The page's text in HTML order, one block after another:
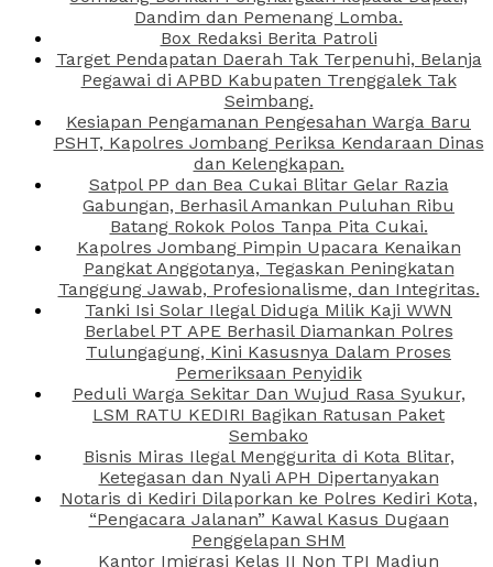
Dandim dan Pemenang Lomba.
Box Redaksi Berita Patroli
Target Pendapatan Daerah Tak Terpenuhi, Belanja
Pegawai di APBD Kabupaten Trenggalek Tak
Seimbang.
Kesiapan Pengamanan Pengesahan Warga Baru
PSHT, Kapolres Jombang Periksa Kendaraan Dinas
dan Kelengkapan.
Satpol PP dan Bea Cukai Blitar Gelar Razia
Gabungan, Berhasil Amankan Puluhan Ribu
Batang Rokok Polos Tanpa Pita Cukai.
Kapolres Jombang Pimpin Upacara Kenaikan
Pangkat Anggotanya, Tegaskan Peningkatan
Tanggung Jawab, Profesionalisme, dan Integritas.
Tanki Isi Solar Ilegal Diduga Milik Kaji WWN
Berlabel PT APE Berhasil Diamankan Polres
Tulungagung, Kini Kasusnya Dalam Proses
Pemeriksaan Penyidik
Peduli Warga Sekitar Dan Wujud Rasa Syukur,
LSM RATU KEDIRI Bagikan Ratusan Paket
Sembako
Bisnis Miras Ilegal Menggurita di Kota Blitar,
Ketegasan dan Nyali APH Dipertanyakan
Notaris di Kediri Dilaporkan ke Polres Kediri Kota,
“Pengacara Jalanan” Kawal Kasus Dugaan
Penggelapan SHM
Kantor Imigrasi Kelas II Non TPI Madiun